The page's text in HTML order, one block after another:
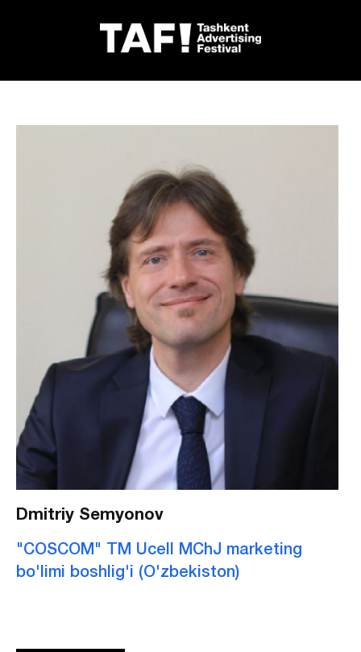
Dmitriy Semyonov
"COSCOM" TM Ucell MChJ marketing
bo'limi boshlig'i (O'zbekiston)